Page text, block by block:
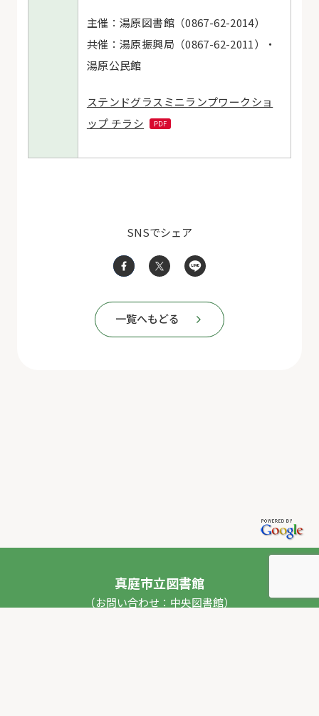
主催：湯原図書館（0867-62-2014）
共催：湯原振興局（0867-62-2011）・
湯原公民館
ステンドグラスミニランプワークショ
ップ チラシ
SNSでシェア
一覧へもどる
真庭市立図書館
（お問い合わせ：中央図書館）